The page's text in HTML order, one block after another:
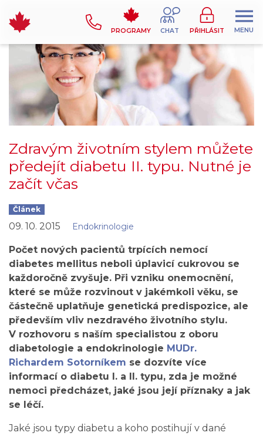
PROGRAMY CHAT PŘIHLÁSIT MENU
Zdravým životním stylem můžete
předejít diabetu II. typu. Nutné je
začít včas
Článek
09. 10. 2015 Endokrinologie
Počet nových pacientů trpících nemocí
diabetes mellitus neboli úplavicí cukrovou se
každoročně zvyšuje. Při vzniku onemocnění,
které se může rozvinout v jakémkoli věku, se
částečně uplatňuje genetická predispozice, ale
především vliv nezdravého životního stylu.
V rozhovoru s naším specialistou z oboru
diabetologie a endokrinologie MUDr.
Richardem Sotorníkem se dozvíte více
informací o diabetu I. a II. typu, zda je možné
nemoci předcházet, jaké jsou její příznaky a jak
se léčí.
Jaké jsou typy diabetu a koho postihují v dané